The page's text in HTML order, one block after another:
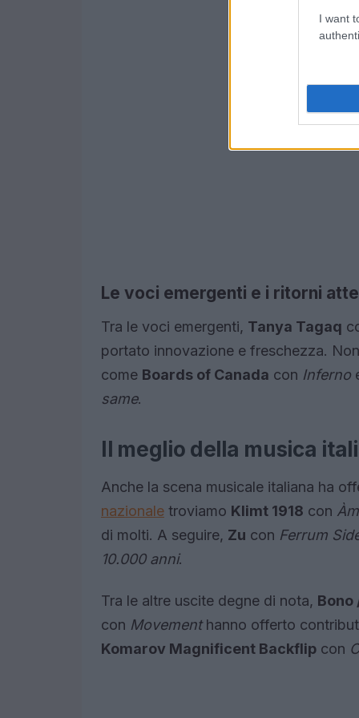
I want
Le voci emergenti e i ritorni
Tra le voci emergenti, Tanya Tagaq
portato innovazione e freschezza.
come Boards of Canada con Inferno
same.
Il meglio della musica
Anche la scena musicale italiana ha
nazionale troviamo Klimt 1918 con
di molti. A seguire, Zu con Ferrum
10.000 anni.
Tra le altre uscite degne di nota, Bono
con Movementhanno offerto
Komarov Magnificent Backflip con